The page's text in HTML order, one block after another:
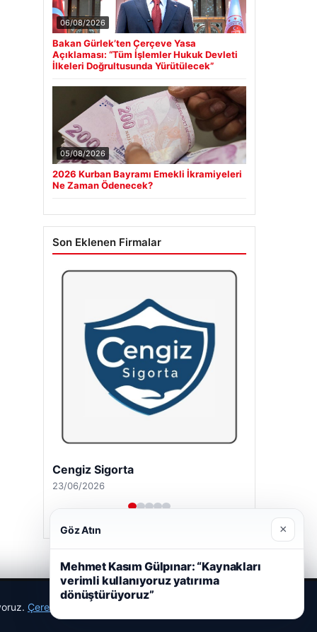
06/08/2026
Bakan Gürlek’ten Çerçeve Yasa
Açıklaması: “Tüm İşlemler Hukuk Devleti
İlkeleri Doğrultusunda Yürütülecek”
05/08/2026
2026 Kurban Bayramı Emekli İkramiyeleri
Ne Zaman Ödenecek?
Son Eklenen Firmalar
Cengiz Sigorta
23/06/2026
Çerez Politikamız
Göz Atın ×
Mehmet Kasım Gülpınar: “Kaynakları
verimli kullanıyoruz yatırıma
dönüştürüyoruz”